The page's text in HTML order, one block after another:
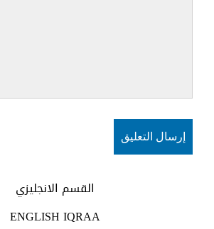
القسم الانجليزي
ENGLISH IQRAA